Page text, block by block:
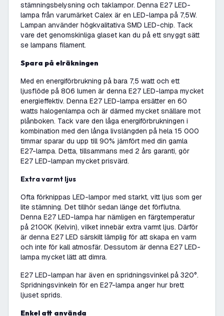
stämningsbelysning och taklampor. Denna E27 LED-
lampa från varumärket Calex är en LED-lampa på 7,5W.
Lampan använder högkvalitativa SMD LED-chip. Tack
vare det genomskinliga glaset kan du på ett snyggt sätt
se lampans filament.
Spara på elräkningen
Med en energiförbrukning på bara 7,5 watt och ett
ljusflöde på 806 lumen är denna E27 LED-lampa mycket
energieffektiv. Denna E27 LED-lampa ersätter en 60
watts halogenlampa och är därmed mycket snällare mot
plånboken. Tack vare den låga energiförbrukningen i
kombination med den långa livslängden på hela 15 000
timmar sparar du upp till 90% jämfört med din gamla
E27-lampa. Detta, tillsammans med 2 års garanti, gör
E27 LED-lampan mycket prisvärd.
Extra varmt ljus
Ofta förknippas LED-lampor med starkt, vitt ljus som ger
lite stämning. Det tillhör sedan länge det förflutna.
Denna E27 LED-lampa har nämligen en färgtemperatur
på 2100K (Kelvin), vilket innebär extra varmt ljus. Därför
är denna E27 LED särskilt lämplig för att skapa en varm
och inte för kall atmosfär. Dessutom är denna E27 LED-
lampa mycket lätt att dimra.
E27 LED-lampan har även en spridningsvinkel på 320°.
Spridningsvinkeln för en E27-lampa anger hur brett
ljuset sprids.
Enkel att använda